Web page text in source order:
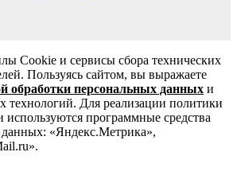
Cookie и сервисы сбора технических
Пользуясь сайтом, вы выражаете
обработки персональных данных и
технологий. Для реализации политики
используются программные средства
«Яндекс.Метрика»,